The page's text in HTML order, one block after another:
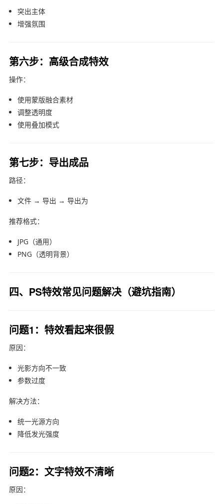
突出主体
增强氛围
第六步：高级合成特效
操作：
使用蒙版融合素材
调整透明度
使用叠加模式
第七步：导出成品
路径：
文件 → 导出 → 导出为
推荐格式：
JPG（通用）
PNG（透明背景）
四、PS特效常见问题解决（避坑指南）
问题1：特效看起来很假
原因：
光影方向不一致
参数过度
解决方法：
统一光源方向
降低发光强度
问题2：文字特效不清晰
原因：